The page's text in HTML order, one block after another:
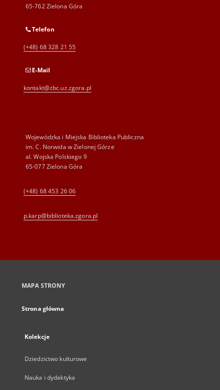
65-762 Zielona Góra
Telefon
(+48) 68 328 21 55
E-Mail
kontakt@zbc.uz.zgora.pl
Wojewódzka i Miejska Biblioteka Publiczna
im. C. Norwida w Zielonej Górze
al. Wojska Polskiego 9
65-077 Zielona Góra
(+48) 68 453 26 06
p.karp@biblioteka.zgora.pl
MAPA STRONY
Strona główna
Kolekcje
Dziedzictwo kulturowe
Nauka i dydaktyka